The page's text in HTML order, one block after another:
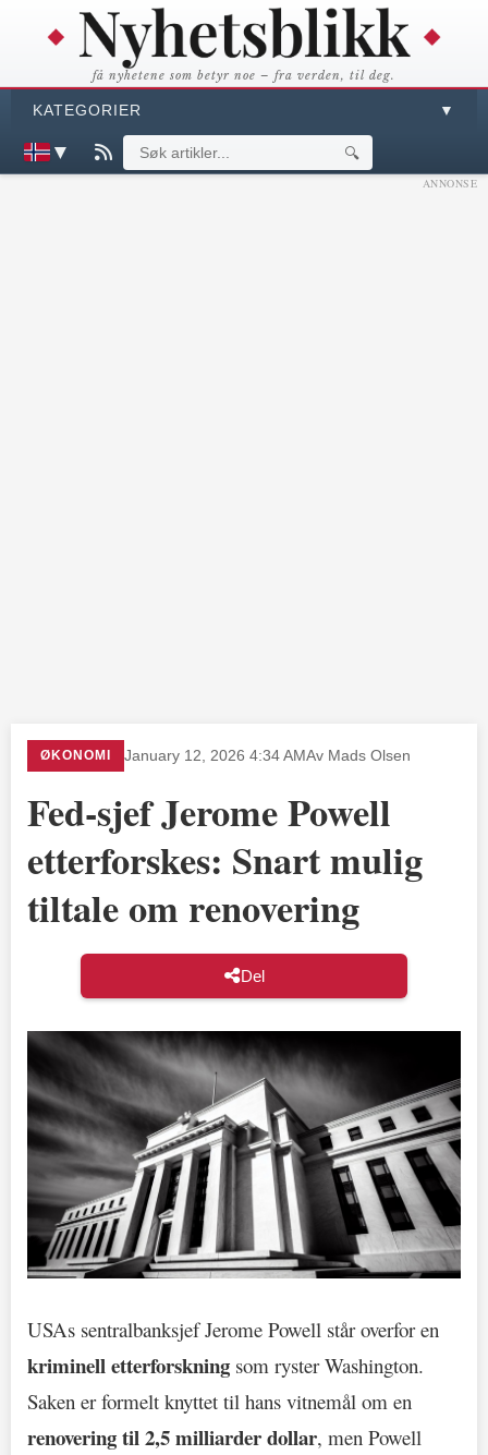
få nyhetene som betyr noe – fra verden, til deg.
KATEGORIER ▼
▼ 🔍
ANNONSE
ØKONOMI January 12, 2026 4:34 AMAv Mads Olsen
Fed-sjef Jerome Powell
etterforskes: Snart mulig
tiltale om renovering
Del
USAs sentralbanksjef Jerome Powell står overfor en
kriminell etterforskning som ryster Washington.
Saken er formelt knyttet til hans vitnemål om en
renovering til 2,5 milliarder dollar, men Powell